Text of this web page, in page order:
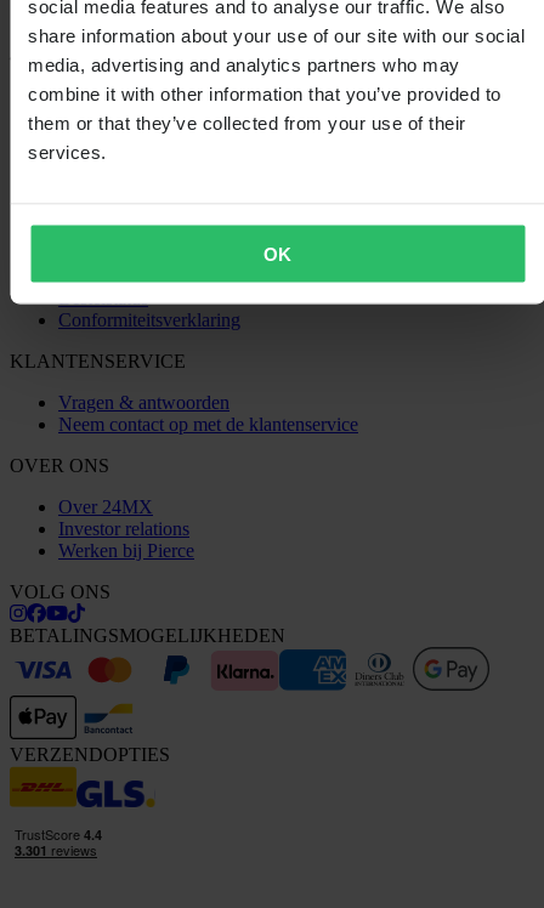
social media features and to analyse our traffic. We also
share information about your use of our site with our social
media, advertising and analytics partners who may
combine it with other information that you’ve provided to
them or that they’ve collected from your use of their
services.
OK
SHOPPEN
Algemene Voorwaarden
Privacybeleid
Claims & klachten
Bestelstatus
Conformiteitsverklaring
KLANTENSERVICE
Vragen & antwoorden
Neem contact op met de klantenservice
OVER ONS
Over 24MX
Investor relations
Werken bij Pierce
VOLG ONS
BETALINGSMOGELIJKHEDEN
VERZENDOPTIES